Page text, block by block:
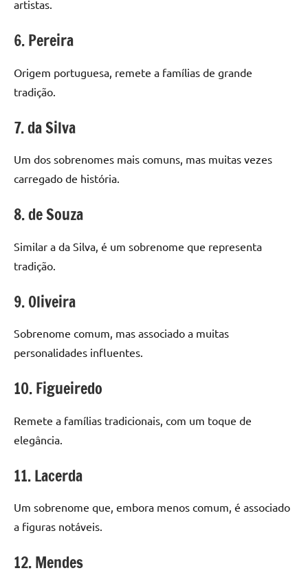
artistas.
6. Pereira
Origem portuguesa, remete a famílias de grande
tradição.
7. da Silva
Um dos sobrenomes mais comuns, mas muitas vezes
carregado de história.
8. de Souza
Similar a da Silva, é um sobrenome que representa
tradição.
9. Oliveira
Sobrenome comum, mas associado a muitas
personalidades influentes.
10. Figueiredo
Remete a famílias tradicionais, com um toque de
elegância.
11. Lacerda
Um sobrenome que, embora menos comum, é associado
a figuras notáveis.
12. Mendes